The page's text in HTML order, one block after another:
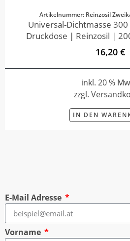
Artikelnummer: Reinzosil
Universal-Dichtmasse
Druckdose | Reinzosil |
16,20 €
inkl. 20 %
zzgl.
IN DEN
E-Mail Adresse
Vorname